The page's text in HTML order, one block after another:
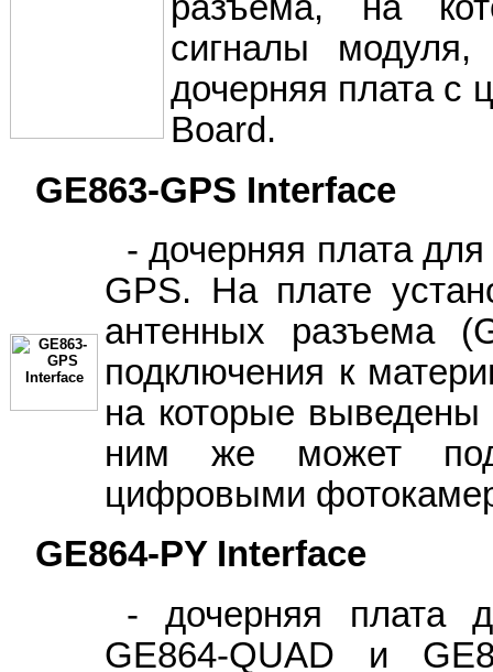
разъема, на
сигналы
дочерняя плата
Board.
GE863-GPS Interface
- дочерняя плата
GPS. На плате
антенных разъема
подключения к
на которые
ним же может
цифровыми
GE864-PY Interface
- дочерняя плата
GE864-QUAD и